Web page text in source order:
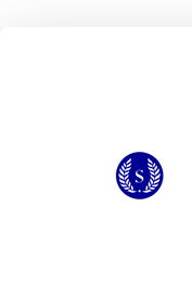
Ceramiche
Via Emilia